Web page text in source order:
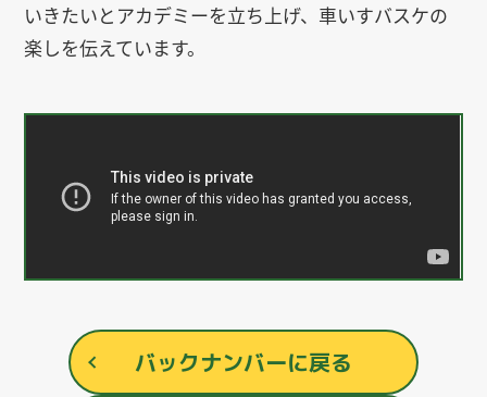
いきたいとアカデミーを立ち上げ、車いすバスケの
楽しを伝えています。
バックナンバーに戻る